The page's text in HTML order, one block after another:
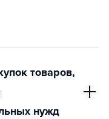
товаров,
нужд